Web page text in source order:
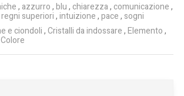
, azzurro,blu, chiarezza, comunicazione,
superiori,intuizione,pace, sogni
e ciondoli,Cristalli da indossare,Elemento,